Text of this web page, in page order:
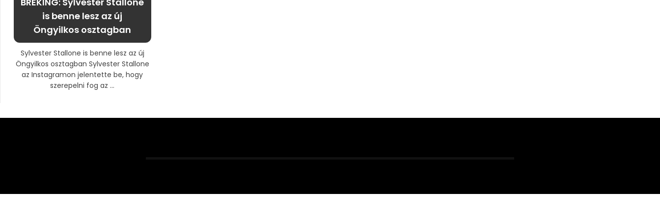
is benne lesz az új
Öngyilkos osztagban
Sylvester Stallone is benne lesz az új
Öngyilkos osztagban Sylvester Stallone
az Instagramon jelentette be, hogy
szerepelni fog az ...